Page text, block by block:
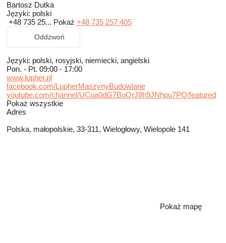
Bartosz Dutka
Języki: polski
+48 735 25... Pokaż +48 735 257 405
Oddzwoń
Języki: polski, rosyjski, niemiecki, angielski
Pon. - Pt. 09:00 - 17:00
www.lupher.pl
facebook.com/LupherMaszynyBudowlane
youtube.com/channel/UCua0dG7BuQrJ8h9JNhpu7PQ/featured
Pokaż wszystkie
Adres
Polska, małopolskie, 33-311, Wielogłowy, Wielopole 141
Pokaż mapę